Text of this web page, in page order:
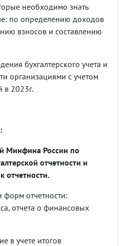
необходимо знать
по определению доходов
взносов и составлению
бухгалтерского учета и
организациями с учетом
в 2023г.
Минфина России по
отчетности и
отчетности.
отчетности:
отчета о финансовых
в учете итогов